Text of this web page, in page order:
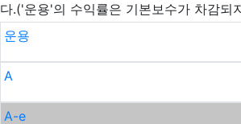
다.('운용'의 수익률은 기본보수가 차감되
운용
A
A-e